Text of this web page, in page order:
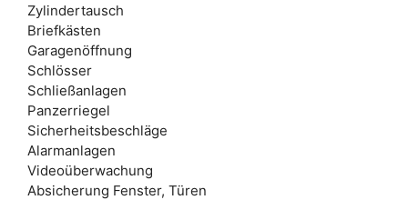
Zylindertausch
Briefkästen
Garagenöffnung
Schlösser
Schließanlagen
Panzerriegel
Sicherheitsbeschläge
Alarmanlagen
Videoüberwachung
Absicherung Fenster, Türen